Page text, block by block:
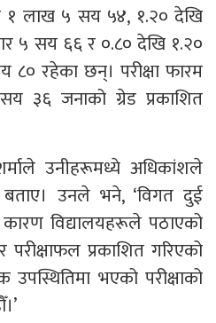
१ लाख ५ सय ५४, १.२० देखि
५ सय ६६ र ०.८० देखि १.२०
रहेका छन्। परीक्षा फारम
३६ जनाको ग्रेड प्रकाशित
उनीहरूमध्ये अधिकांशले
बताए। उनले भने, ‘विगत दुई
कारण विद्यालयहरूले पठाएको
प्रकाशित गरिएको
भएको परीक्षाको